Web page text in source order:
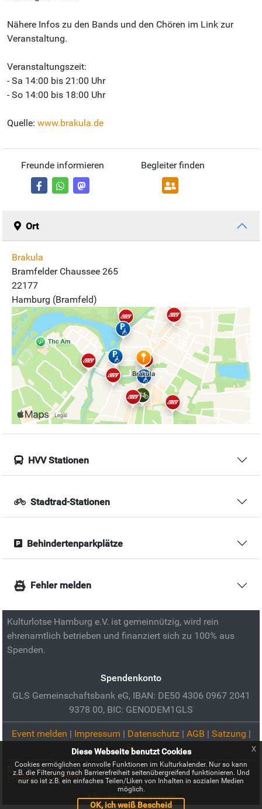
Nähere Infos zu den Bands und den Chören im Link zur
Veranstaltung.
Veranstaltungszeit:
- Sa 14:00 bis 21:00 Uhr
- So 14:00 bis 18:00 Uhr
Quelle: www.brakula.de
Freunde informieren Begleiter finden
Ort
Brakula
Bramfelder Chaussee 265
22177
Hamburg (Bramfeld)
HVV Stationen
Stadtrad-Stationen
Behindertenparkplätze
Fehler melden
Kulturlotse Hamburg e.V. ist gemeinnützig, wird rein
ehrenamtlich betrieben und finanziert sich zu 100% aus
Spenden.
Spendenkonto
GLS Gemeinschaftsbank eG, IBAN: DE50 4306 0967 2041
9378 00, BIC: GENODEM1GLS
Event melden | Impressum | Datenschutz| AGB | Satzung |
Bild zur Veranstaltung:Weihnachtszauber im Brakula:
Pixabay.com (CC0)
Alle Urheber anzeigen
Diese Webseite benutzt Cookies
Cookies ermöglichen sinnvolle Funktionen im Kulturkalender. Nur so kann
z.B. die Filterung nach Barrierefreiheit seitenübergreifend funktionieren. Und
nur so ist z.B. ein einfaches Teilen/Liken von Inhalten in sozialen Medien
möglich.
OK, ich weiß Bescheid
x